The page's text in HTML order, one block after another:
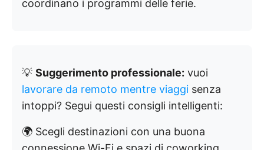
coordinano i programmi delle ferie.
💡 Suggerimento professionale: vuoi
lavorare da remoto mentre viaggi senza
intoppi? Segui questi consigli intelligenti:
🌍 Scegli destinazioni con una buona